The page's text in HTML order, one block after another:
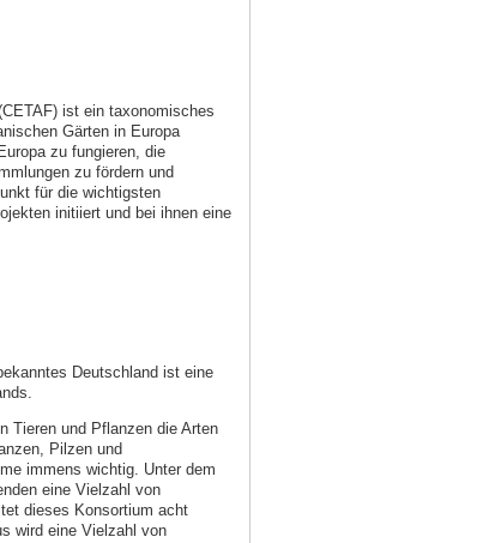
ist ein taxonomisches
Gärten in Europa
zu fungieren, die
zu fördern und
für die wichtigsten
initiiert und bei ihnen eine
Deutschland ist eine
Tieren und Pflanzen die Arten
Pilzen und
immens wichtig. Unter dem
eine Vielzahl von
dieses Konsortium acht
wird eine Vielzahl von